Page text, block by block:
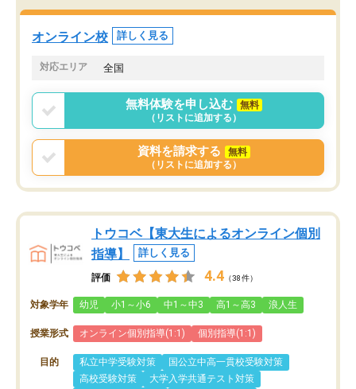
オンライン校 詳しく見る
対応エリア 全国
無料体験を申し込む
無料
（リストに追加する）
資料を請求する
無料
（リストに追加する）
トウコベ【東大生によるオンライン個別
指導】
詳しく見る
評価 4.4 （38件）
対象学年 幼児 小1～小6 中1～中3 高1～高3 浪人生
授業形式 オンライン個別指導(1:1) 個別指導(1:1)
目的 私立中学受験対策
国公立中高一貫校受験対策
高校受験対策
大学入学共通テスト対策